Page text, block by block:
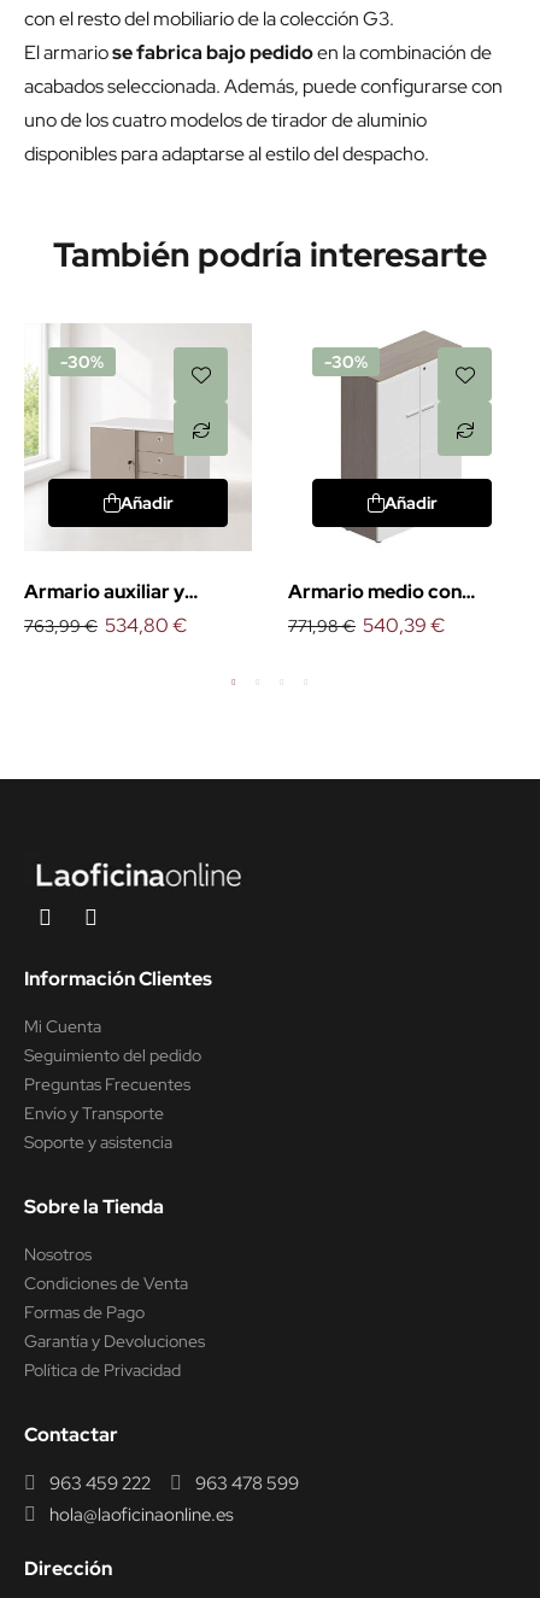
con el resto del mobiliario de la colección G3.
El armariose fabrica bajo pedidoen la combinación de
acabados seleccionada. Además, puede configurarse con
uno de los cuatro modelos de tirador de aluminio
disponibles para adaptarse al estilo del despacho.
También podría interesarte
-30%
Añadir
Armario auxiliar y
cajonera Serie G3
763,99 € 534,80 €
-30%
Añadir
Armario medio con
puertas Serie G3
771,98 € 540,39 €
Información Clientes
Mi Cuenta
Seguimiento del pedido
Preguntas Frecuentes
Envío y Transporte
Soporte y asistencia
Sobre la Tienda
Nosotros
Condiciones de Venta
Formas de Pago
Garantía y Devoluciones
Política de Privacidad
Contactar
963 459 222
963 478 599
hola@laoficinaonline.es
Dirección